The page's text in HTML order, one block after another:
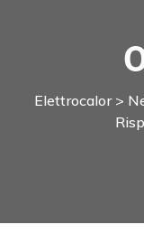
Elettrocalor>